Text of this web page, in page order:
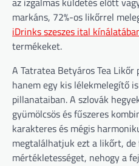
markáns, 72%-os likőrrel
iDrinks szeszes ital
termékeket.
A Tatratea Betyáros Tea
hanem egy kis lélekmelegítő
pillanataiban. A szlovák
gyümölcsös és fűszeres
karakteres és mégis
megtalálhatjuk ezt a likőrt,
mértékletességet, nehogy a